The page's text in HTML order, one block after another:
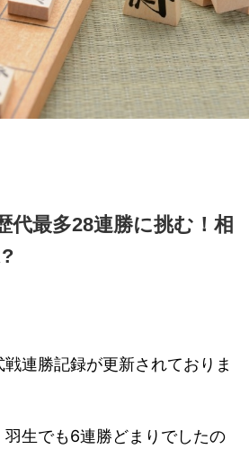
代最多28連勝に挑む！相
連勝記録が更新されておりま
生でも6連勝どまりでしたの